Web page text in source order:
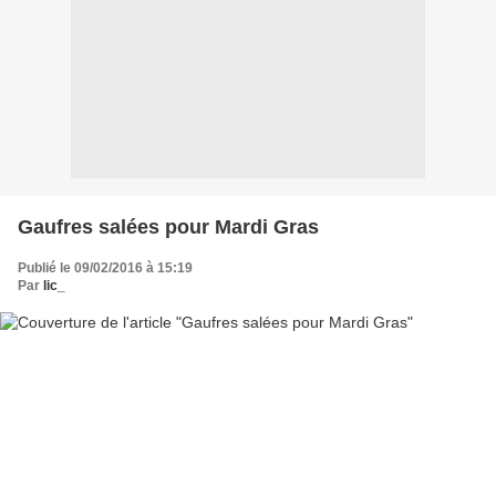
Gaufres salées pour Mardi Gras
Publié le 09/02/2016 à 15:19
Par lic_